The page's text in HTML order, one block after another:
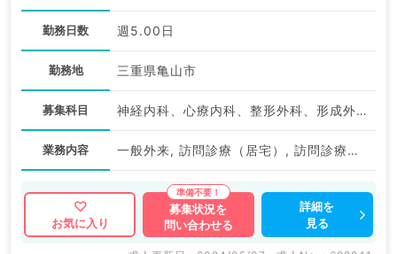
勤務日数 週5.00日
勤務地 三重県亀山市
募集科目 神経内科、心療内科、整形外科、形成外科、脳神経外科、呼吸器外科、小児外科、泌尿器科、一般内科、循環器内科、呼吸器内科、消化器内科、内分泌・代謝内科、腎臓内科、老年内科、血液内科、外科系全般、一般外科、消化器外科、乳腺外科、膠原病科、大腸・肛門外科、脊髄・脊椎外科
業務内容 一般外来, 訪問診療（居宅）, 訪問診療（施設）
お気に入り
募集状況を
問い合わせる
詳細を
見る